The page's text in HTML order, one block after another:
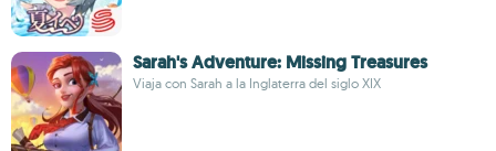
Sarah's Adventure: Missing Treasures
Viaja con Sarah a la Inglaterra del siglo XIX